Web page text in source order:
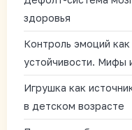
здоровья
Контроль эмоций как
устойчивости. Мифы
Игрушка как
в детском возрасте